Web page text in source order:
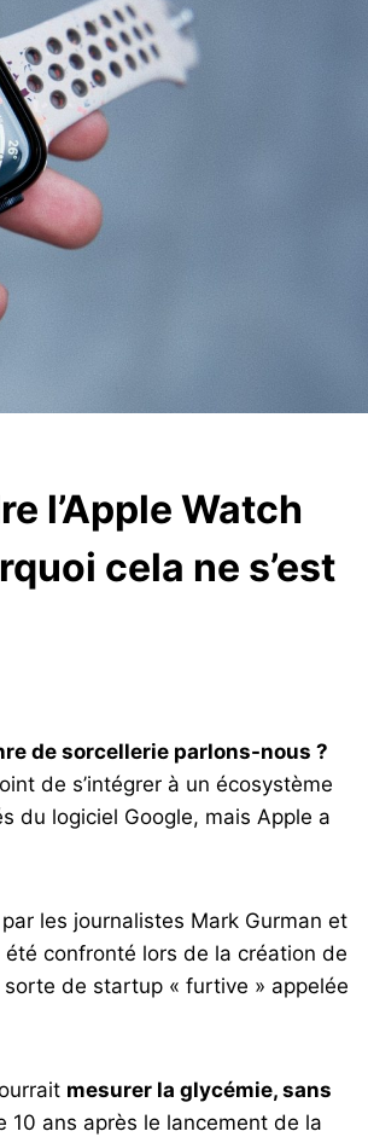
l’Apple Watch
cela ne s’est
de sorcellerie parlons-nous ?
de s’intégrer à un écosystème
du logiciel Google, mais Apple a
les journalistes Mark Gurman et
confronté lors de la création de
sorte de startup « furtive » appelée
mesurer la glycémie, sans
10 ans après le lancement de la